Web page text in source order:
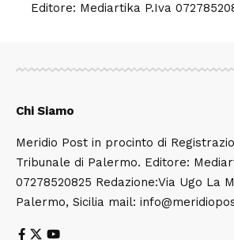
Editore: Mediartika P.Iva
Chi Siamo
Meridio Post in procinto di
Tribunale di Palermo. Editore:
07278520825 Redazione:Via Ugo La
Palermo, Sicilia mail: